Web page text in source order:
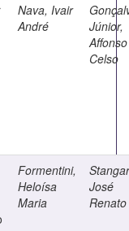
Nava, Ivair
André
Júnior,
Affonso
Celso
Formentini,
Heloísa
Maria
José
Renato